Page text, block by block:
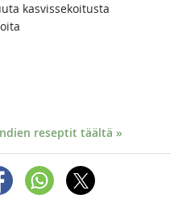
kasvissekoitusta
reseptit täältä »